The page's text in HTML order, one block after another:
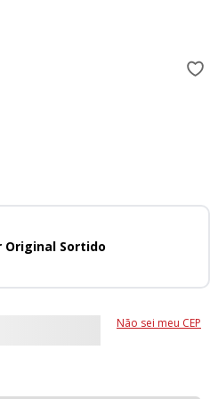
Original Sortido
Não sei meu CEP